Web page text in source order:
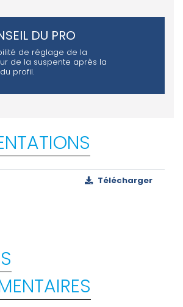
DU PRO
de réglage de la
de la suspente après la
profil.
Télécharger